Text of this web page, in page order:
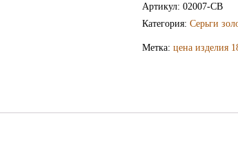
СВ2007
Артикул: 02007-СВ
Категория: Серьги
Метка: цена изделия